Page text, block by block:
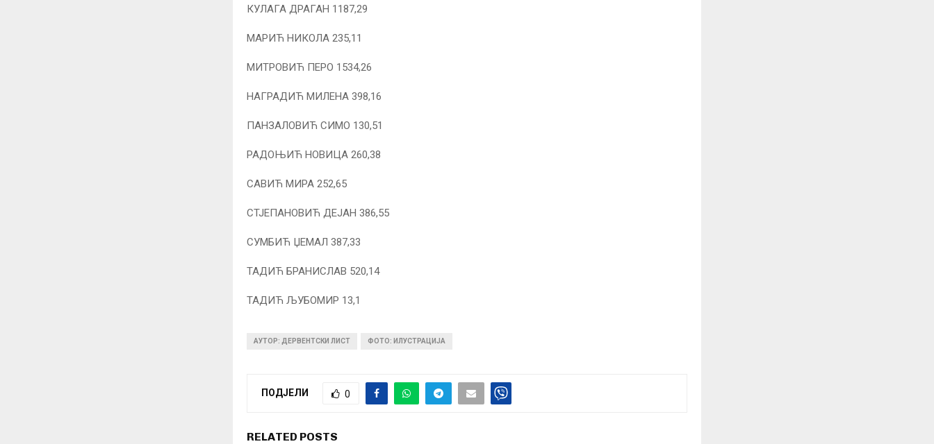
КУЛАГА ДРАГАН 1187,29
МАРИЋ НИКОЛА 235,11
МИТРОВИЋ ПЕРО 1534,26
НАГРАДИЋ МИЛЕНА 398,16
ПАНЗАЛОВИЋ СИМО 130,51
РАДОЊИЋ НОВИЦА 260,38
САВИЋ МИРА 252,65
СТЈЕПАНОВИЋ ДЕЈАН 386,55
СУМБИЋ ЏЕМАЛ 387,33
ТАДИЋ БРАНИСЛАВ 520,14
ТАДИЋ ЉУБОМИР 13,1
АУТОР: ДЕРВЕНТСКИ ЛИСТ ФОТО: ИЛУСТРАЦИЈА
ПОДЈЕЛИ 0
RELATED POSTS